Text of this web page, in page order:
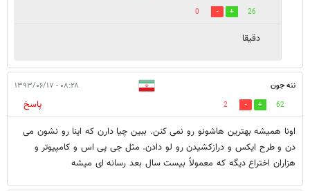
26
0
دقیقا
ننه جون ۰۸:۲۸ - ۱۳۹۳/۰۶/۱۷
62
2
پاسخ
اونا همیشه بهترین هاشونو رو نمی کنن. ببین چیا دارن که اینا رو نشون می
دن و طرح ایکس و درازکشیدن رو لو دادن. مثل جی پی اس و کامپیوتر و
هزاران اختراع دیگه که معمولاً بیست سال بعد رسانه ای میشه